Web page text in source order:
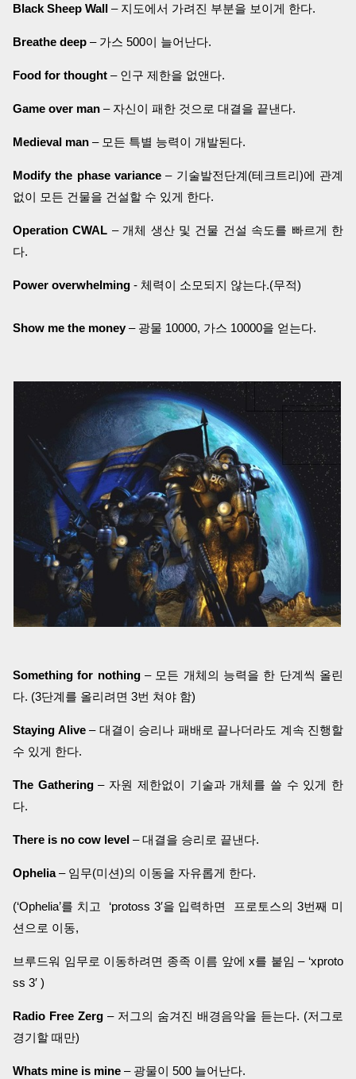
Black Sheep Wall – 지도에서 가려진 부분을 보이게 한다.
Breathe deep – 가스 500이 늘어난다.
Food for thought – 인구 제한을 없앤다.
Game over man – 자신이 패한 것으로 대결을 끝낸다.
Medieval man – 모든 특별 능력이 개발된다.
Modify the phase variance – 기술발전단계(테크트리)에 관계
없이 모든 건물을 건설할 수 있게 한다.
Operation CWAL – 개체 생산 및 건물 건설 속도를 빠르게 한
다.
Power overwhelming - 체력이 소모되지 않는다.(무적)
Show me the money – 광물 10000, 가스 10000을 얻는다.
Something for nothing– 모든 개체의 능력을 한 단계씩 올린
다. (3단계를 올리려면 3번 쳐야 함)
Staying Alive– 대결이 승리나 패배로 끝나더라도 계속 진행할
수 있게 한다.
The Gathering– 자원 제한없이 기술과 개체를 쓸 수 있게 한
다.
There is no cow level – 대결을 승리로 끝낸다.
Ophelia– 임무(미션)의 이동을 자유롭게 한다.
(‘Ophelia’를 치고 ‘protoss 3′을 입력하면 프로토스의 3번째 미
션으로 이동,
브루드워 임무로 이동하려면 종족 이름 앞에 x를 붙임 – ‘xproto
ss 3′ )
Radio Free Zerg – 저그의 숨겨진 배경음악을 듣는다. (저그로
경기할 때만)
Whats mine is mine – 광물이 500 늘어난다.